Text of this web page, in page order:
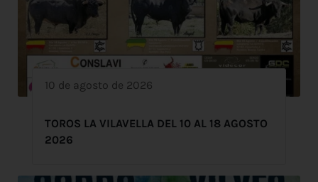
10 de agosto de 2026
TOROS LA VILAVELLA DEL 10 AL 18 AGOSTO
2026